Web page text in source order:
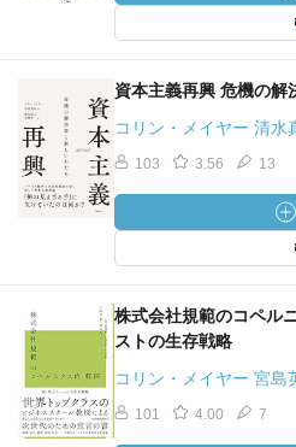
資本主義再興 危機の解
コリン・メイヤー 清水
103 3.56 13
株式会社規範のコペル
ストの生存戦略
コリン・メイヤー 宮島
101 4.00 7